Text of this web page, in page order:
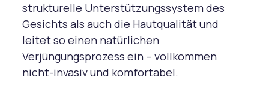
strukturelle Unterstützungssystem des
Gesichts als auch die Hautqualität und
leitet so einen natürlichen
Verjüngungsprozess ein – vollkommen
nicht-invasiv und komfortabel.